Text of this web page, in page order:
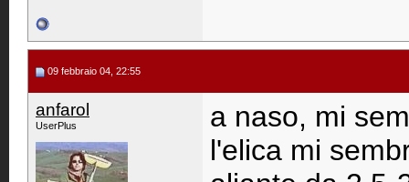
09 febbraio 04, 22:55
anfarol
UserPlus
a naso, mi
l'elica mi